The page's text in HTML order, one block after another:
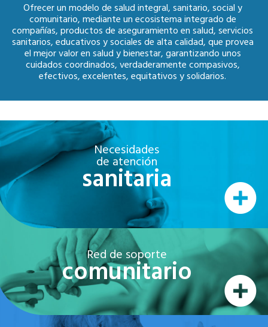
Ofrecer un modelo de salud integral, sanitario, social y
comunitario, mediante un ecosistema integrado de
compañías, productos de aseguramiento en salud, servicios
sanitarios, educativos y sociales de alta calidad, que provea
el mejor valor en salud y bienestar, garantizando unos
cuidados coordinados, verdaderamente compasivos,
efectivos, excelentes, equitativos y solidarios.
Necesidades
de atención
sanitaria
Red de soporte
comunitario